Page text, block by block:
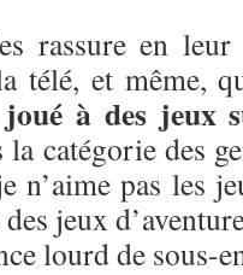
rassure en leur
télé, et même,
à des jeux
catégorie des
n’aime pas les
jeux
lourd de sous-